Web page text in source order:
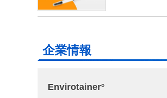
企業情報
Envirotainer°